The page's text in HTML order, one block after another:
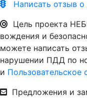
Написать отзыв
Цель проекта
вождения и
можете написать
нарушении ПДД по
и Пользовательское
Предложения и